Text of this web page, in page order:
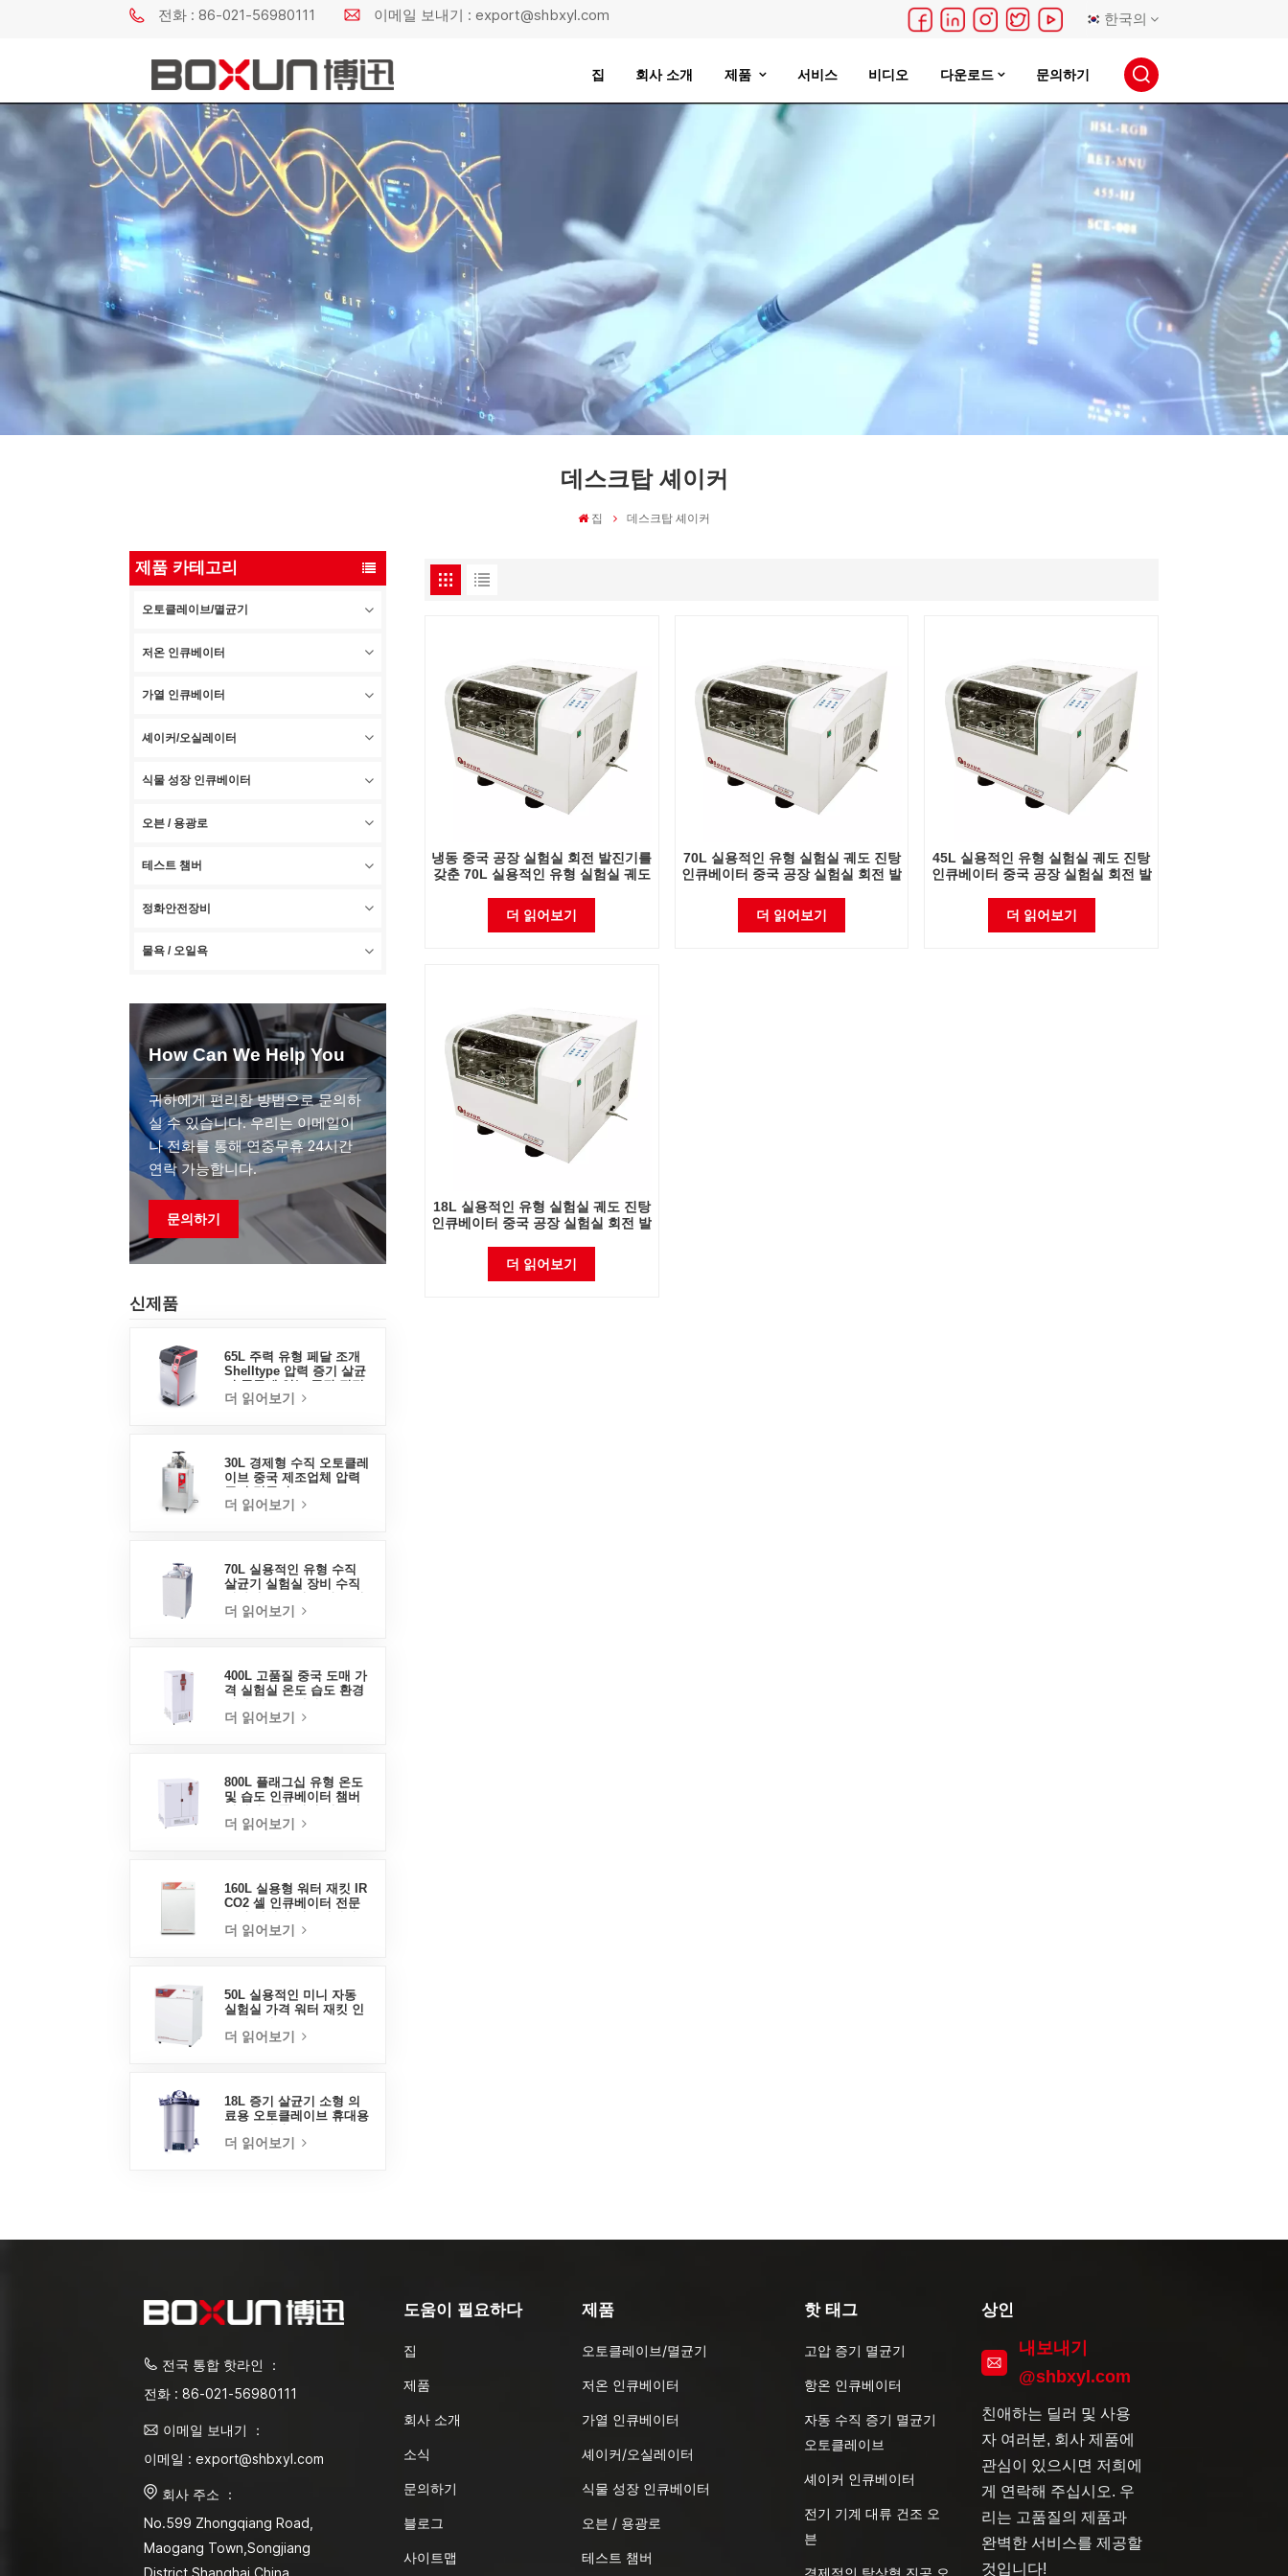
전화 : 86-021-56980111 이메일 보내기 : export@shbxyl.com 한국의
English
français
русский
español
português
日本語
집 회사 소개 제품 서비스 비디오 다운로드 문의하기
데스크탑 셰이커
집 데스크탑 셰이커
제품 카테고리
오토클레이브/멸균기
저온 인큐베이터
가열 인큐베이터
셰이커/오실레이터
식물 성장 인큐베이터
오븐 / 용광로
테스트 챔버
정화안전장비
물욕 / 오일욕
How Can We Help You
귀하에게 편리한 방법으로 문의하
실 수 있습니다. 우리는 이메일이
나 전화를 통해 연중무휴 24시간
연락 가능합니다.
문의하기
신제품
65L 주력 유형 페달 조개
Shelltype 압력 증기 살균
판매 공장
더 읽어보기
30L 경제형 수직 오토클레
이브 중국 제조업체 압력
더 읽어보기
70L 실용적인 유형 수직
살균기 실험실 장비 수직
살균기
더 읽어보기
400L 고품질 중국 도매 가
격 실험실 온도 습도 환경
더 읽어보기
800L 플래그십 유형 온도
및 습도 인큐베이터 챔버
이터
더 읽어보기
160L 실용형 워터 재킷 IR
CO2 셀 인큐베이터 전문
더 읽어보기
50L 실용적인 미니 자동
실험실 가격 워터 재킷 인
더 읽어보기
18L 증기 살균기 소형 의
료용 오토클레이브 휴대용
더 읽어보기
냉동 중국 공장 실험실 회전 발진기를
갖춘 70L 실용적인 유형 실험실 궤도
더 읽어보기
70L 실용적인 유형 실험실 궤도 진탕
인큐베이터 중국 공장 실험실 회전 발
더 읽어보기
45L 실용적인 유형 실험실 궤도 진탕
인큐베이터 중국 공장 실험실 회전 발
더 읽어보기
18L 실용적인 유형 실험실 궤도 진탕
인큐베이터 중국 공장 실험실 회전 발
더 읽어보기
전국 통합 핫라인 ：
전화 : 86-021-56980111
이메일 보내기 ：
이메일 : export@shbxyl.com
회사 주소 ：
No.599 Zhongqiang Road,
Maogang Town,Songjiang
도움이 필요하다
집
제품
회사 소개
소식
문의하기
블로그
사이트맵
제품
오토클레이브/멸균기
저온 인큐베이터
가열 인큐베이터
셰이커/오실레이터
식물 성장 인큐베이터
오븐 / 용광로
테스트 챔버
핫 태그
고압 증기 멸균기
항온 인큐베이터
자동 수직 증기 멸균기
오토클레이브
셰이커 인큐베이터
전기 기계 대류 건조 오
븐
상인
내보내기
@shbxyl.com
친애하는 딜러 및 사용
자 여러분, 회사 제품에
관심이 있으시면 저희에
게 연락해 주십시오. 우
리는 고품질의 제품과
완벽한 서비스를 제공할
것입니다!